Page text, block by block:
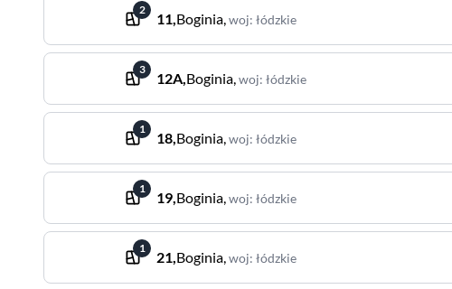
2
11,Boginia,woj: łódzkie
3
12A,Boginia,woj: łódzkie
1
18,Boginia,woj: łódzkie
1
19,Boginia,woj: łódzkie
1
21,Boginia,woj: łódzkie